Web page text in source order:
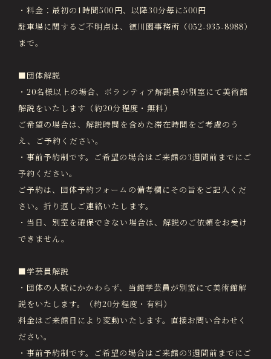
・料金：最初の1時間500円、以降30分毎に500円
駐車場に関するご不明点は、徳川園事務所（052-935-8988）
まで。
■団体解説
・20名様以上の場合、ボランティア解説員が別室にて美術館
解説をいたします（約20分程度・無料）
ご希望の場合は、解説時間を含めた滞在時間をご考慮のう
え、ご予約ください。
・事前予約制です。ご希望の場合はご来館の3週間前までにご
予約ください。
ご予約は、団体予約フォームの備考欄にその旨をご記入くだ
さい。折り返しご連絡いたします。
・当日、別室を確保できない場合は、解説のご依頼をお受け
できません。
■学芸員解説
・団体の人数にかかわらず、当館学芸員が別室にて美術館解
説をいたします。（約20分程度・有料）
料金はご来館日により変動いたします。直接お問い合わせく
ださい。
・事前予約制です。ご希望の場合はご来館の3週間前までにご